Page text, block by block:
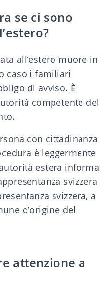
se ci sono
all’estero muore in
caso i familiari
di avviso. È
competente del
con cittadinanza
è leggermente
estera informa
svizzera
svizzera, a
d’origine del
attenzione a